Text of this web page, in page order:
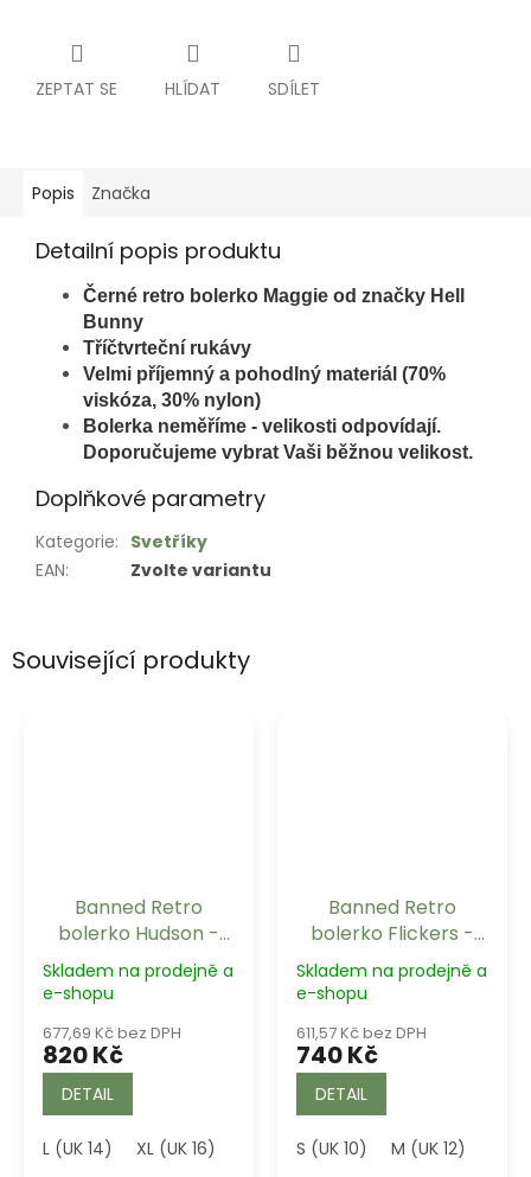
ZEPTAT SE HLÍDAT SDÍLET
Související produkty
Banned Retro
bolerko Hudson -
Skladem na prodejně a
e-shopu
677,69 Kč bez DPH
820 Kč
DETAIL
L (UK 14) XL (UK 16) 3XL (UK 20) 4XL (UK 22)
Banned Retro
bolerko Flickers -
Skladem na prodejně a
e-shopu
611,57 Kč bez DPH
740 Kč
DETAIL
S (UK 10) M (UK 12)
Popis Značka
Detailní popis produktu
Černé retro bolerko Maggie od značky Hell
Bunny
Tříčtvrteční rukávy
Velmi příjemný a pohodlný materiál (70%
viskóza, 30% nylon)
Bolerka neměříme - velikosti odpovídají.
Doporučujeme vybrat Vaši běžnou velikost.
Doplňkové parametry
Kategorie: Svetříky
EAN: Zvolte variantu